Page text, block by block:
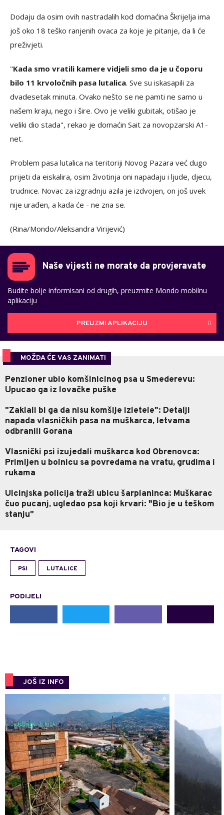
Dodaju da osim ovih nastradalih kod domaćina Škrijelja ima
još oko 18 teško ranjenih ovaca za koje je pitanje, da li će
preživjeti.
"Kada smo vratili kamere vidjeli smo da je u čoporu
bilo 11 krvoločnih pasa lutalica. Sve su iskasapili za
dvadesetak minuta. Ovako nešto se ne pamti ne samo u
našem kraju, nego i šire. Ovo je veliki gubitak, otišao je
veliki dio stada", rekao je domaćin Sait za novopzarski A1-
net.
Problem pasa lutalica na teritoriji Novog Pazara već dugo
prijeti da eiskalira, osim životinja oni napadaju i ljude, djecu,
trudnice. Novac za izgradnju azila je izdvojen, on još uvek
nije urađen, a kada će - ne zna se.
(Rina/Mondo/Aleksandra Virijević)
Naše vijesti ne morate da provjeravate
Budite bolje informisani od drugih, preuzmite Mondo mobilnu
aplikaciju
PREUZMI APLIKACIJU
MOŽDA ĆE VAS ZANIMATI
Penzioner ubio komšinicinog psa u Smederevu:
Upucao ga iz lovačke puške
"Zaklali bi ga da nisu komšije izletele": Detalji
napada vlasničkih pasa na muškarca, letvama
odbranili Gorana
Vlasnički psi izujedali muškarca kod Obrenovca:
Primljen u bolnicu sa povredama na vratu, grudima i
rukama
Ulcinjska policija traži ubicu šarplaninca: Muškarac
čuo pucanj, ugledao psa koji krvari: "Bio je u teškom
stanju"
TAGOVI
PSI LUTALICE
PODIJELI
JOŠ IZ INFO
0